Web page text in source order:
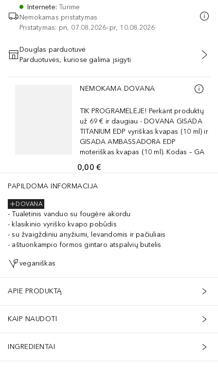
Internete:Turime
Nemokamas pristatymas
Pristatymas: pn, 07.08.2026–pr, 10.08.2026
PRIDĖTI Į KREPŠELĮ
Douglas parduotuvė
Parduotuvės, kuriose galima įsigyti
Praleisti slankiklį
NEMOKAMA DOVANA
TIK PROGRAMĖLĖJE! Perkant produktų
už 69 € ir daugiau - DOVANA GISADA
TITANIUM EDP vyriškas kvapas (10 ml) ir
GISADA AMBASSADORA EDP
moteriškas kvapas (10 ml). Kodas – GA
0,00 €
PAPILDOMA INFORMACIJA
DOVANA
Tualetinis vanduo su fougère akordu
klasikinio vyriško kvapo pobūdis
su žvaigždiniu anyžiumi, levandomis ir pačiuliais
aštuonkampio formos gintaro atspalvių butelis
veganiškas
APIE PRODUKTĄ
KAIP NAUDOTI
INGREDIENTAI